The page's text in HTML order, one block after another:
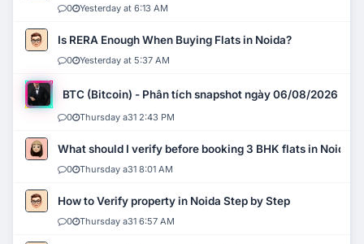
0 Yesterday at 6:13 AM
Is RERA Enough When Buying Flats in Noida?
0 Yesterday at 5:37 AM
BTC (Bitcoin) - Phân tích snapshot ngày 06/08/2026
0 Thursday a31 2:43 PM
What should I verify before booking 3 BHK flats in Noida?
0 Thursday a31 8:01 AM
How to Verify property in Noida Step by Step
0 Thursday a31 6:57 AM